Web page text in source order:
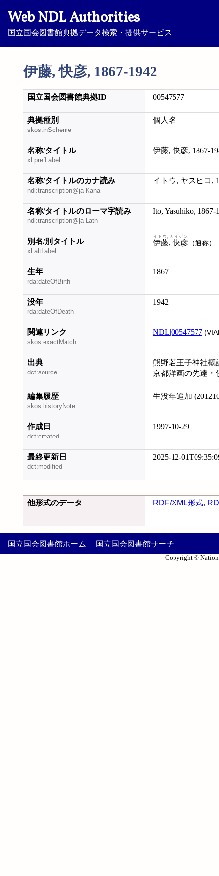
Web NDL Authorities
国立国会図書館典拠データ検索・提供サービス
伊藤, 快彦, 1867-1942
国立国会図書館典拠ID 00547577
典拠種別
skos:inScheme
個人名
名称/タイトル
xl:prefLabel
伊藤, 快彦, 1867-
名称/タイトルのカナ読み
ndl:transcription@ja-Kana
イトウ, ヤスヒコ,
名称/タイトルのローマ字読み
ndl:transcription@ja-Latn
Ito, Yasuhiko, 1867-
別名/別タイトル
xl:altLabel
伊藤, 快彦
イトウ, カイゲン
（通称）
生年
rda:dateOfBirth
1867
没年
rda:dateOfDeath
1942
関連リンク
skos:exactMatch
NDL|00547577
出典
dct:source
熊野若王子神社概
京都洋画の先達・
編集履歴
skos:historyNote
生没年追加
作成日
dct:created
1997-10-29
最終更新日
dct:modified
2025-12-
他形式のデータ RDF/XML形式,
国立国会図書館ホーム 国立国会図書館サーチ
Copyright ©